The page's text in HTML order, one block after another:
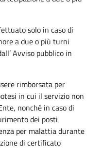
solo in caso di
a due o più turni
Avviso pubblico in
rimborsata per
in cui il servizio non
nonché in caso di
dei posti
per malattia durante
di certificato